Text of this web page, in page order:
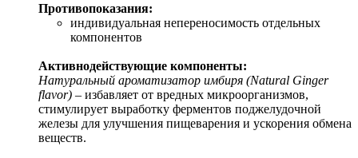
Противопоказания:
индивидуальная непереносимость отдельных
компонентов
Активнодействующие компоненты:
Натуральный ароматизатор имбиря (Natural Ginger
flavor) – избавляет от вредных микроорганизмов,
стимулирует выработку ферментов поджелудочной
железы для улучшения пищеварения и ускорения обмена
веществ.